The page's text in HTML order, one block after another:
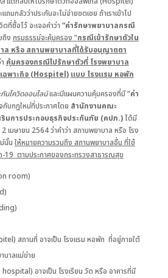
มกลัวว่าประกันจะไม่จ่ายชดเชย ถ้าเราเข้าไป
ที่ซื้อไว้ จะเจอคำว่า “ค่ารักษาพยาบาลกรณี
ถึง กรมธรรม์จะคุ้มครอง “กรณีเข้ารักษาตัวใน
ล หรือ สถานพยาบาลที่ได้รับอนุญาตตา
คุ้มครองกรณีไปรักษาตัวที่ โรงพยาบาล
พาะกิจ (Hospitel) แบบ โรงแรม หอพัก
โควิดออนไลน์และมีแผนความคุ้มครองที่มี “ค่า
กับกฎใหม่ที่ประกาศโดย สำนักงานคณะ
มการประกอบธุรกิจประกันภัย (คปภ.)ได้มี
เมษายน 2564 ว่าคำว่า สถานพยาบาล หรือ โรง
นั้น ให้หมายความรวมถึง สถานพยาบาลอื่น ที่ใช้
-19 ตามประกาศของกระทรวงสาธารณสุข
room)
สถานที่ อาจเป็น โรงแรม หอพัก ที่อยู่ภายใต้
บาลแม่ข่าย
อาจเป็น โรงเรียน วัด หรือ อาคารที่มี